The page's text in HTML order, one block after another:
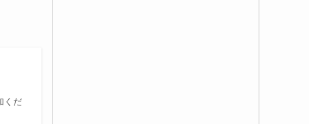
くだ